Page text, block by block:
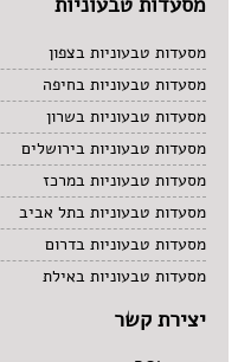
מסעדות טבעוניות בצפון
מסעדות טבעוניות בחיפה
מסעדות טבעוניות בשרון
מסעדות טבעוניות בירושלים
מסעדות טבעוניות במרכז
מסעדות טבעוניות בתל אביב
מסעדות טבעוניות בדרום
מסעדות טבעוניות באילת
יצירת קשר